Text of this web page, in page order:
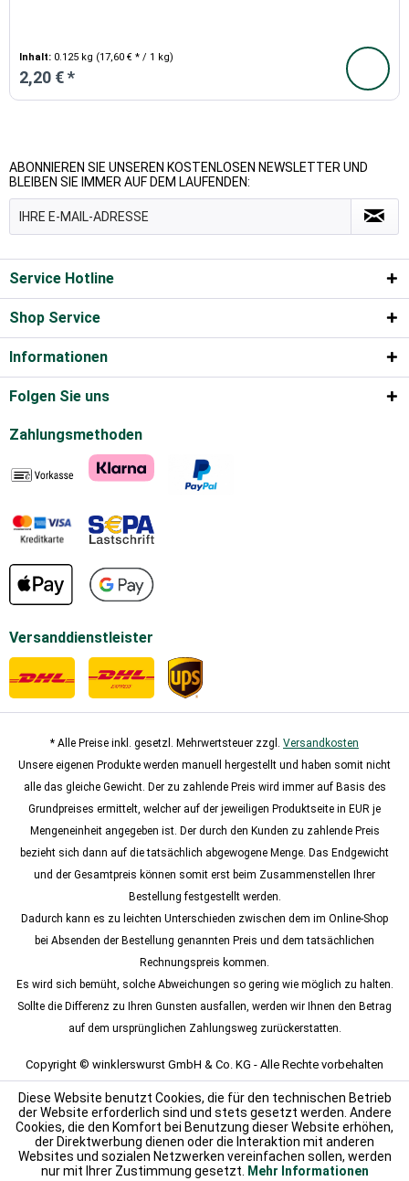
Inhalt: 0.125 kg (17,60 € * / 1 kg)
2,20 € *
ABONNIEREN SIE UNSEREN KOSTENLOSEN NEWSLETTER UND
BLEIBEN SIE IMMER AUF DEM LAUFENDEN:
Service Hotline
Shop Service
Informationen
Folgen Sie uns
Zahlungsmethoden
Versanddienstleister
* Alle Preise inkl. gesetzl. Mehrwertsteuer zzgl. Versandkosten
Unsere eigenen Produkte werden manuell hergestellt und haben somit nicht
alle das gleiche Gewicht. Der zu zahlende Preis wird immer auf Basis des
Grundpreises ermittelt, welcher auf der jeweiligen Produktseite in EUR je
Mengeneinheit angegeben ist. Der durch den Kunden zu zahlende Preis
bezieht sich dann auf die tatsächlich abgewogene Menge. Das Endgewicht
und der Gesamtpreis können somit erst beim Zusammenstellen Ihrer
Bestellung festgestellt werden.
Dadurch kann es zu leichten Unterschieden zwischen dem im Online-Shop
bei Absenden der Bestellung genannten Preis und dem tatsächlichen
Rechnungspreis kommen.
Es wird sich bemüht, solche Abweichungen so gering wie möglich zu halten.
Sollte die Differenz zu Ihren Gunsten ausfallen, werden wir Ihnen den Betrag
auf dem ursprünglichen Zahlungsweg zurückerstatten.
Copyright © winklerswurst GmbH & Co. KG - Alle Rechte vorbehalten
Diese Website benutzt Cookies, die für den technischen Betrieb
der Website erforderlich sind und stets gesetzt werden. Andere
Cookies, die den Komfort bei Benutzung dieser Website erhöhen,
der Direktwerbung dienen oder die Interaktion mit anderen
Websites und sozialen Netzwerken vereinfachen sollen, werden
nur mit Ihrer Zustimmung gesetzt.
Mehr Informationen